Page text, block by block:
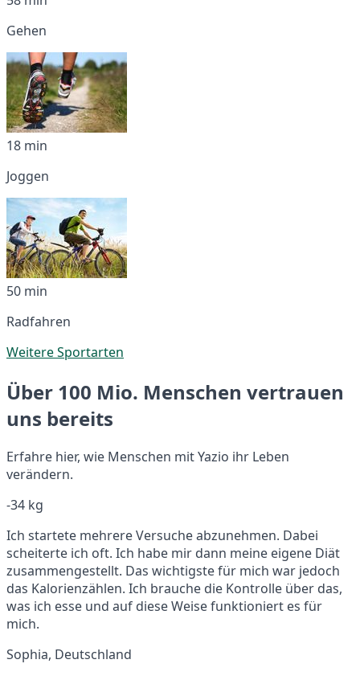
Gehen
18 min
Joggen
50 min
Radfahren
Weitere Sportarten
Über 100 Mio. Menschen vertrauen
uns bereits
Erfahre hier, wie Menschen mit Yazio ihr Leben
verändern.
-34 kg
Ich startete mehrere Versuche abzunehmen. Dabei
scheiterte ich oft. Ich habe mir dann meine eigene Diät
zusammengestellt. Das wichtigste für mich war jedoch
das Kalorienzählen. Ich brauche die Kontrolle über das,
was ich esse und auf diese Weise funktioniert es für
mich.
Sophia, Deutschland